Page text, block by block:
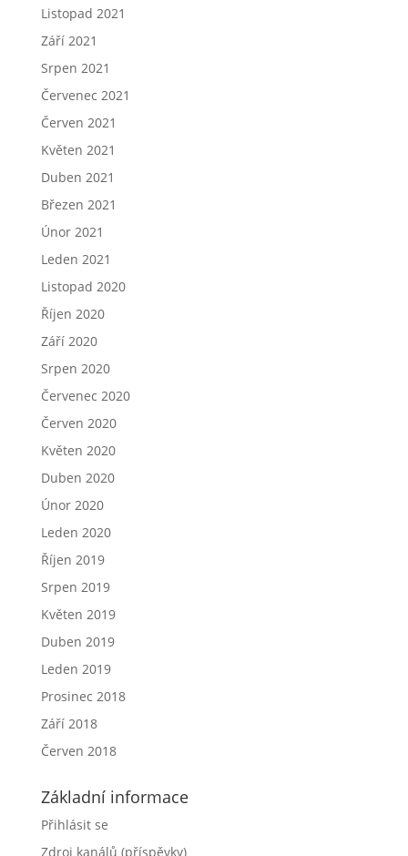
Listopad 2021
Září 2021
Srpen 2021
Červenec 2021
Červen 2021
Květen 2021
Duben 2021
Březen 2021
Únor 2021
Leden 2021
Listopad 2020
Říjen 2020
Září 2020
Srpen 2020
Červenec 2020
Červen 2020
Květen 2020
Duben 2020
Únor 2020
Leden 2020
Říjen 2019
Srpen 2019
Květen 2019
Duben 2019
Leden 2019
Prosinec 2018
Září 2018
Červen 2018
Základní informace
Přihlásit se
Zdroj kanálů (příspěvky)